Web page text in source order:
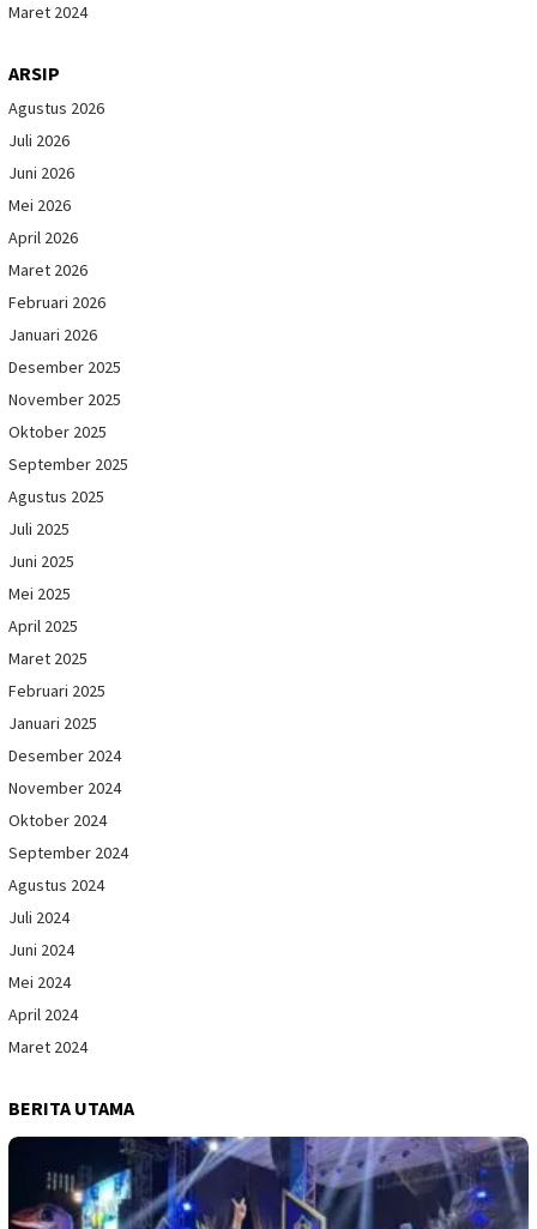
Maret 2024
ARSIP
Agustus 2026
Juli 2026
Juni 2026
Mei 2026
April 2026
Maret 2026
Februari 2026
Januari 2026
Desember 2025
November 2025
Oktober 2025
September 2025
Agustus 2025
Juli 2025
Juni 2025
Mei 2025
April 2025
Maret 2025
Februari 2025
Januari 2025
Desember 2024
November 2024
Oktober 2024
September 2024
Agustus 2024
Juli 2024
Juni 2024
Mei 2024
April 2024
Maret 2024
BERITA UTAMA